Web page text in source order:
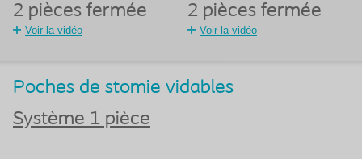
2 pièces fermée
Voir la vidéo
2 pièces fermée
Voir la vidéo
Poches de stomie vidables
Système 1 pièce